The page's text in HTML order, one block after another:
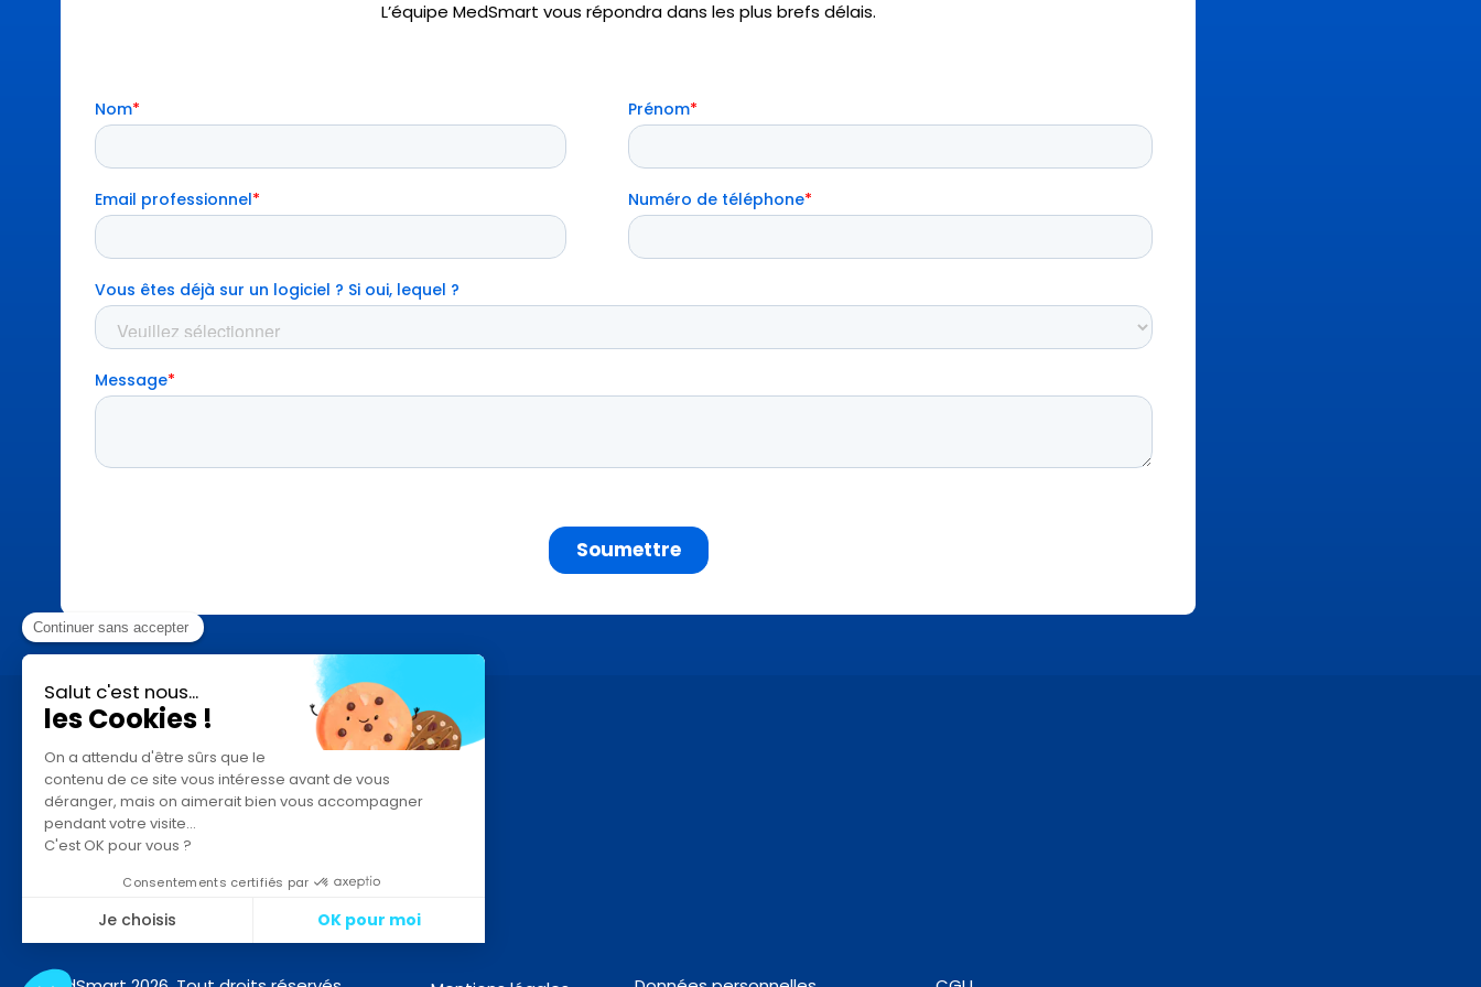
L’équipe MedSmart vous répondra dans les plus brefs délais.
Contact
Je suis un ostéopathe - chiropracteur
Je suis psychologue
Je suis un éditeur de logiciel patient ou de facturation
Je suis utilisateur de MedSmart